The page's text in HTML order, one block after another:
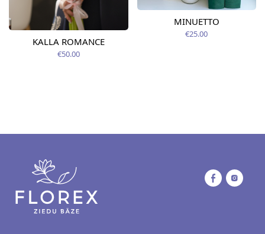
KALLA ROMANCE
€50.00
MINUETTO
€25.00